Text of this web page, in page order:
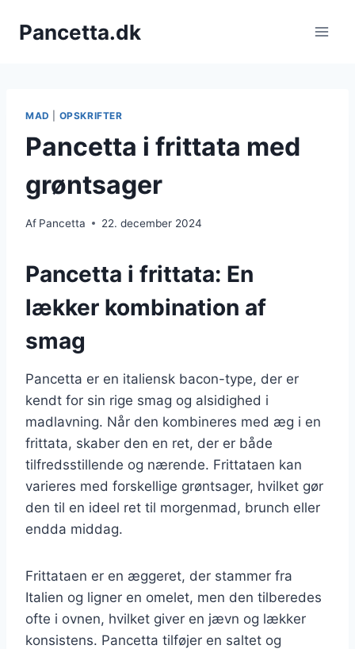
Pancetta.dk
MAD OPSKRIFTER
Pancetta i frittata med
grøntsager
Af Pancetta 22. december 2024
Pancetta i frittata: En
lækker kombination af
smag
Pancetta er en italiensk bacon-type, der er
kendt for sin rige smag og alsidighed i
madlavning. Når den kombineres med æg i en
frittata, skaber den en ret, der er både
tilfredsstillende og nærende. Frittataen kan
varieres med forskellige grøntsager, hvilket gør
den til en ideel ret til morgenmad, brunch eller
endda middag.
Frittataen er en æggeret, der stammer fra
Italien og ligner en omelet, men den tilberedes
ofte i ovnen, hvilket giver en jævn og lækker
konsistens. Pancetta tilføjer en saltet og